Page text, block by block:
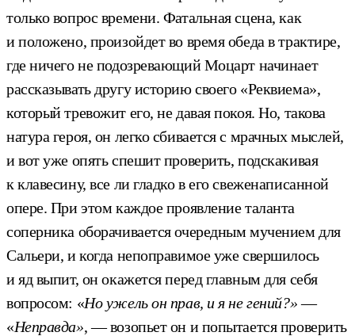
только вопрос времени. Фатальная сцена, как
и положено, произойдет во время обеда в трактире,
где ничего не подозревающий Моцарт начинает
рассказывать другу историю своего «Реквиема»,
который тревожит его, не давая покоя. Но, такова
натура героя, он легко сбивается с мрачных мыслей,
и вот уже опять спешит проверить, подскакивая
к клавесину, все ли гладко в его свеженаписанной
опере. При этом каждое проявление таланта
соперника оборачивается очередным мучением для
Сальери, и когда непоправимое уже свершилось
и яд выпит, он окажется перед главным для себя
вопросом: «Но ужель он прав, и я не гений?»—
«Неправда», — возопьет он и попытается проверить